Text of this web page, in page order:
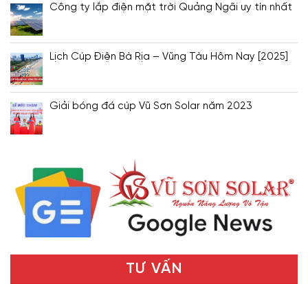
Công ty lắp điện mặt trời Quảng Ngãi uy tín nhất
Lịch Cúp Điện Bà Rịa – Vũng Tàu Hôm Nay [2025]
Giải bóng đá cúp Vũ Sơn Solar năm 2023
TƯ VẤN